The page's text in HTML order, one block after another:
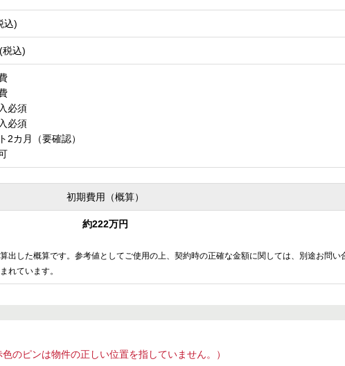
込)
税込)
必須
必須
2カ月（要確認）
初期費用（概算）
約222万円
した概算です。参考値としてご使用の上、契約時の正確な金額に関しては、別途お問い
れています。
のピンは物件の正しい位置を指していません。）